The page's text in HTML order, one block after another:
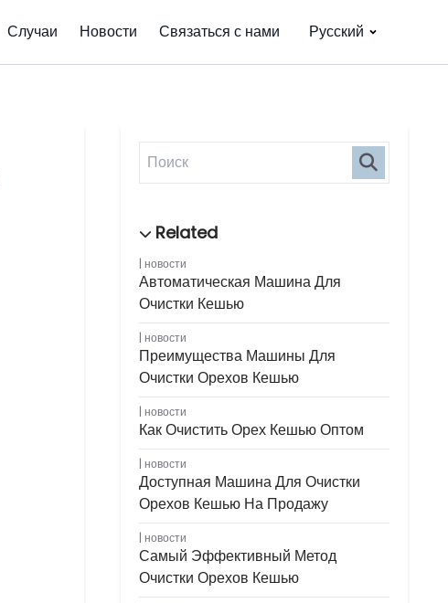
Случаи Новости Связаться с нами Русский
новости
Автоматическая Машина Для
Очистки Кешью
новости
Преимущества Машины Для
Очистки Орехов Кешью
новости
Как Очистить Орех Кешью Оптом
новости
Доступная Машина Для Очистки
Орехов Кешью На Продажу
новости
Самый Эффективный Метод
Очистки Орехов Кешью